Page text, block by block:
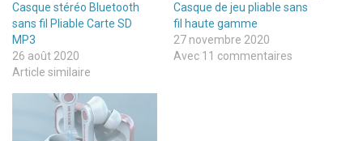
Casque stéréo Bluetooth
sans fil Pliable Carte SD
MP3
26 août 2020
Article similaire
Casque de jeu pliable sans
fil haute gamme
27 novembre 2020
Avec 11 commentaires